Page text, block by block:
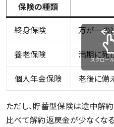
保険の種類
終身保険
万が一の
養老保険 満期に死
個人年金保険 老後に備
スクロー
ただし、貯蓄型保険は途中解
比べて解約返戻金が少なくな